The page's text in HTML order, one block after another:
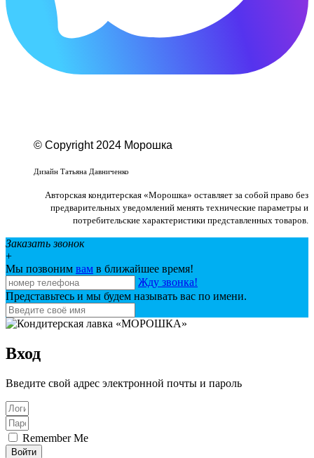
© Copyright 2024 Морошка
Дизайн Татьяна Давниченко
Авторская кондитерская «Морошка» оставляет за собой право без
предварительных уведомлений менять технические параметры и
потребительские характеристики представленных товаров.
Заказать звонок
+
Мы позвоним вам в ближайшее время!
Жду звонка!
Представьтесь и мы будем называть вас по имени.
Вход
Введите свой адрес электронной почты и пароль
Remember Me
Войти